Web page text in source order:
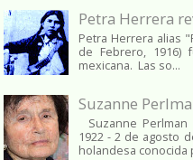
Petra Herrera
Petra Herrera alias
de Febrero, 1916)
mexicana. Las so...
Suzanne
Suzanne
1922 - 2 de agosto
holandesa conocida